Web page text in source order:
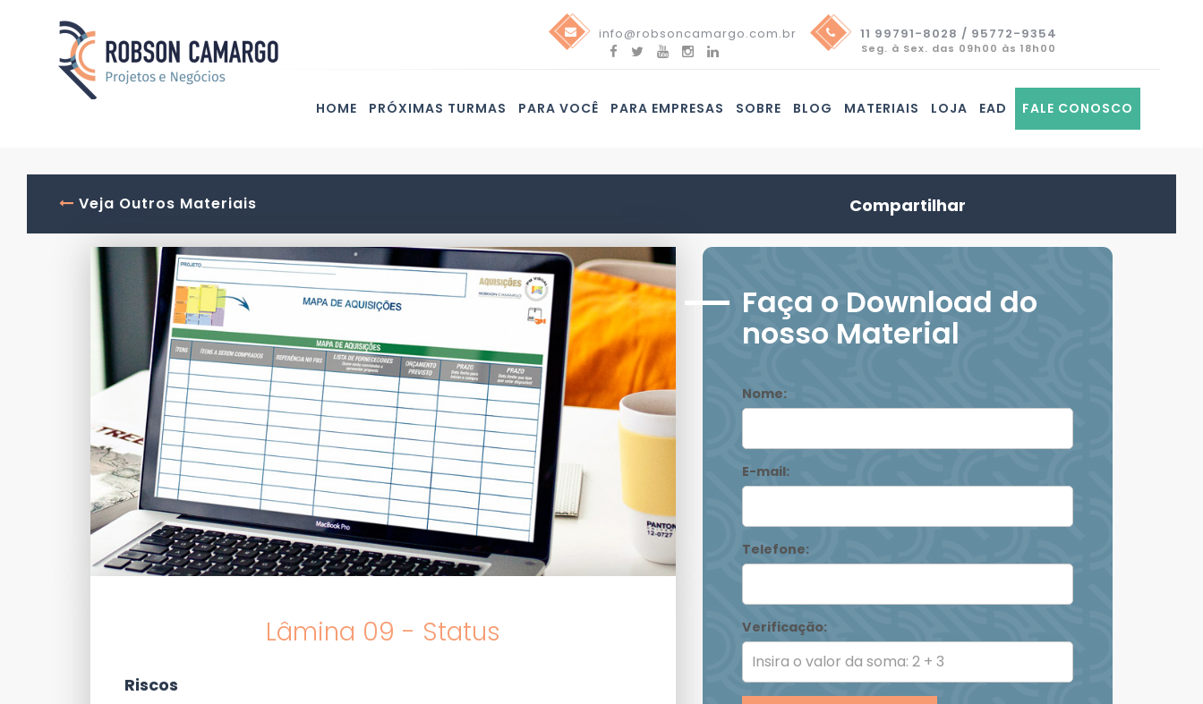
info@robsoncamargo.com.br 11 99791-8028 / 95772-9354
Seg. à Sex. das 09h00 às 18h00
HOME PRÓXIMAS TURMAS PARA VOCÊ PARA EMPRESAS SOBRE BLOG MATERIAIS LOJA EAD FALE CONOSCO
Veja Outros Materiais Compartilhar
Lâmina 09 - Status
Riscos
Faça o Download do
nosso Material
Nome:
E-mail:
Telefone:
Verificação: